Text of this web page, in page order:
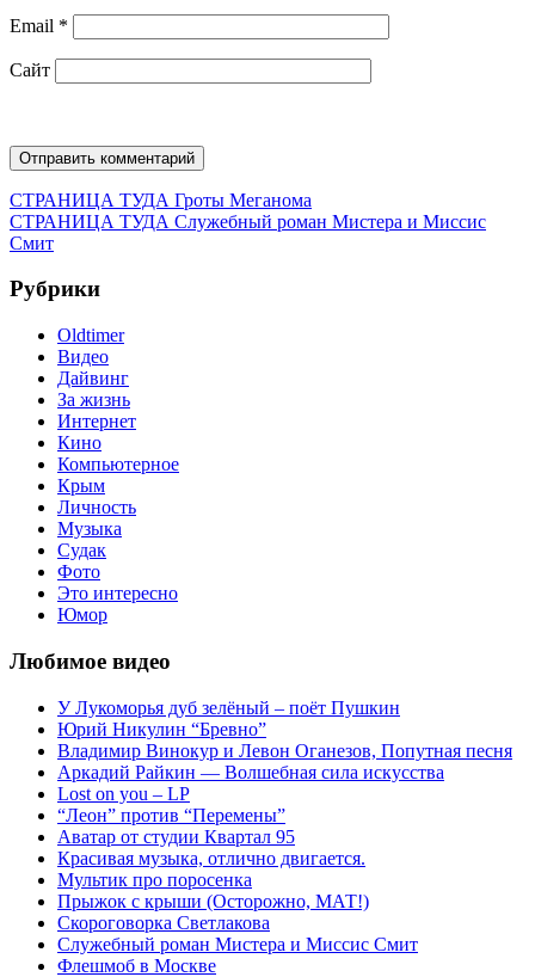
Email *
Сайт
Навигация
по
СТРАНИЦА ТУДА Предыдущая
запись:
Гроты Меганома
СТРАНИЦА ТУДА Следующая
Служебный роман Мистера и Миссис
Смит
Рубрики
Oldtimer
Видео
Дайвинг
За жизнь
Интернет
Кино
Компьютерное
Крым
Личность
Музыка
Судак
Фото
Это интересно
Юмор
Любимое видео
У Лукоморья дуб зелёный – поёт Пушкин
Юрий Никулин “Бревно”
Владимир Винокур и Левон Оганезов, Попутная песня
Аркадий Райкин — Волшебная сила искусства
Lost on you – LP
“Леон” против “Перемены”
Аватар от студии Квартал 95
Красивая музыка, отлично двигается.
Мультик про поросенка
Прыжок с крыши (Осторожно, МАТ!)
Скороговорка Светлакова
Служебный роман Мистера и Миссис Смит
Флешмоб в Москве